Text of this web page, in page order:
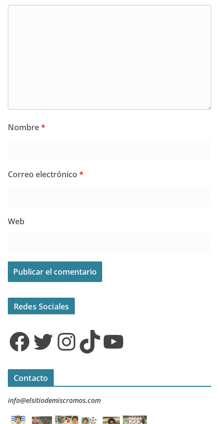
Nombre*
Correo electrónico *
Web
Redes Sociales
Facebook Twitter InstagramTikTok YouTube
Contacto
info@elsitiodemiscromos.com